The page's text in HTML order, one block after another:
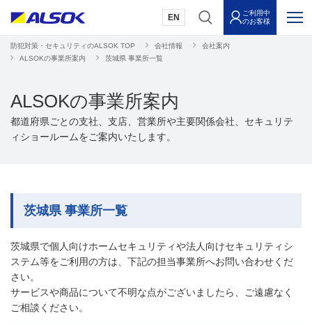
EN
ご利用中
のお客様
防犯対策・セキュリティのALSOK TOP 会社情報
会社案内
ALSOKの事業所案内
茨城県 事業所一覧
ALSOKの事業所案内
都道府県ごとの支社、支店、営業所や主要関係会社、セキュリテ
ィショールームをご案内いたします。
茨城県 事業所一覧
茨城県で個人向けホームセキュリティや法人向けセキュリティシ
ステム等をご利用の方は、下記の担当事業所へお問い合わせくだ
さい。
サービスや商品について不明な点がございましたら、ご遠慮なく
ご相談ください。